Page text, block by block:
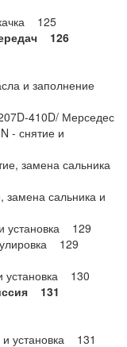
125
126
и заполнение
410D/ Мерседес
- снятие и
замена сальника
замена сальника и
установка 129
129
установка 130
131
установка 131